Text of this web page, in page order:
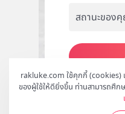
rakluke.com ใช้คุกกี้ (cookies)
ของผู้ใช้ให้ดียิ่งขึ้น ท่านสามารถศึกษ